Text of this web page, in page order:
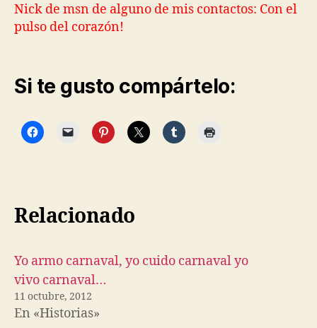
Nick de msn de alguno de mis contactos: Con el
pulso del corazón!
Si te gusto compártelo:
Relacionado
Yo armo carnaval, yo cuido carnaval yo
vivo carnaval…
11 octubre, 2012
En «Historias»